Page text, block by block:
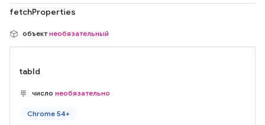
fetchProperties
объект необязательный
tabId
число необязательно
Chrome 54+